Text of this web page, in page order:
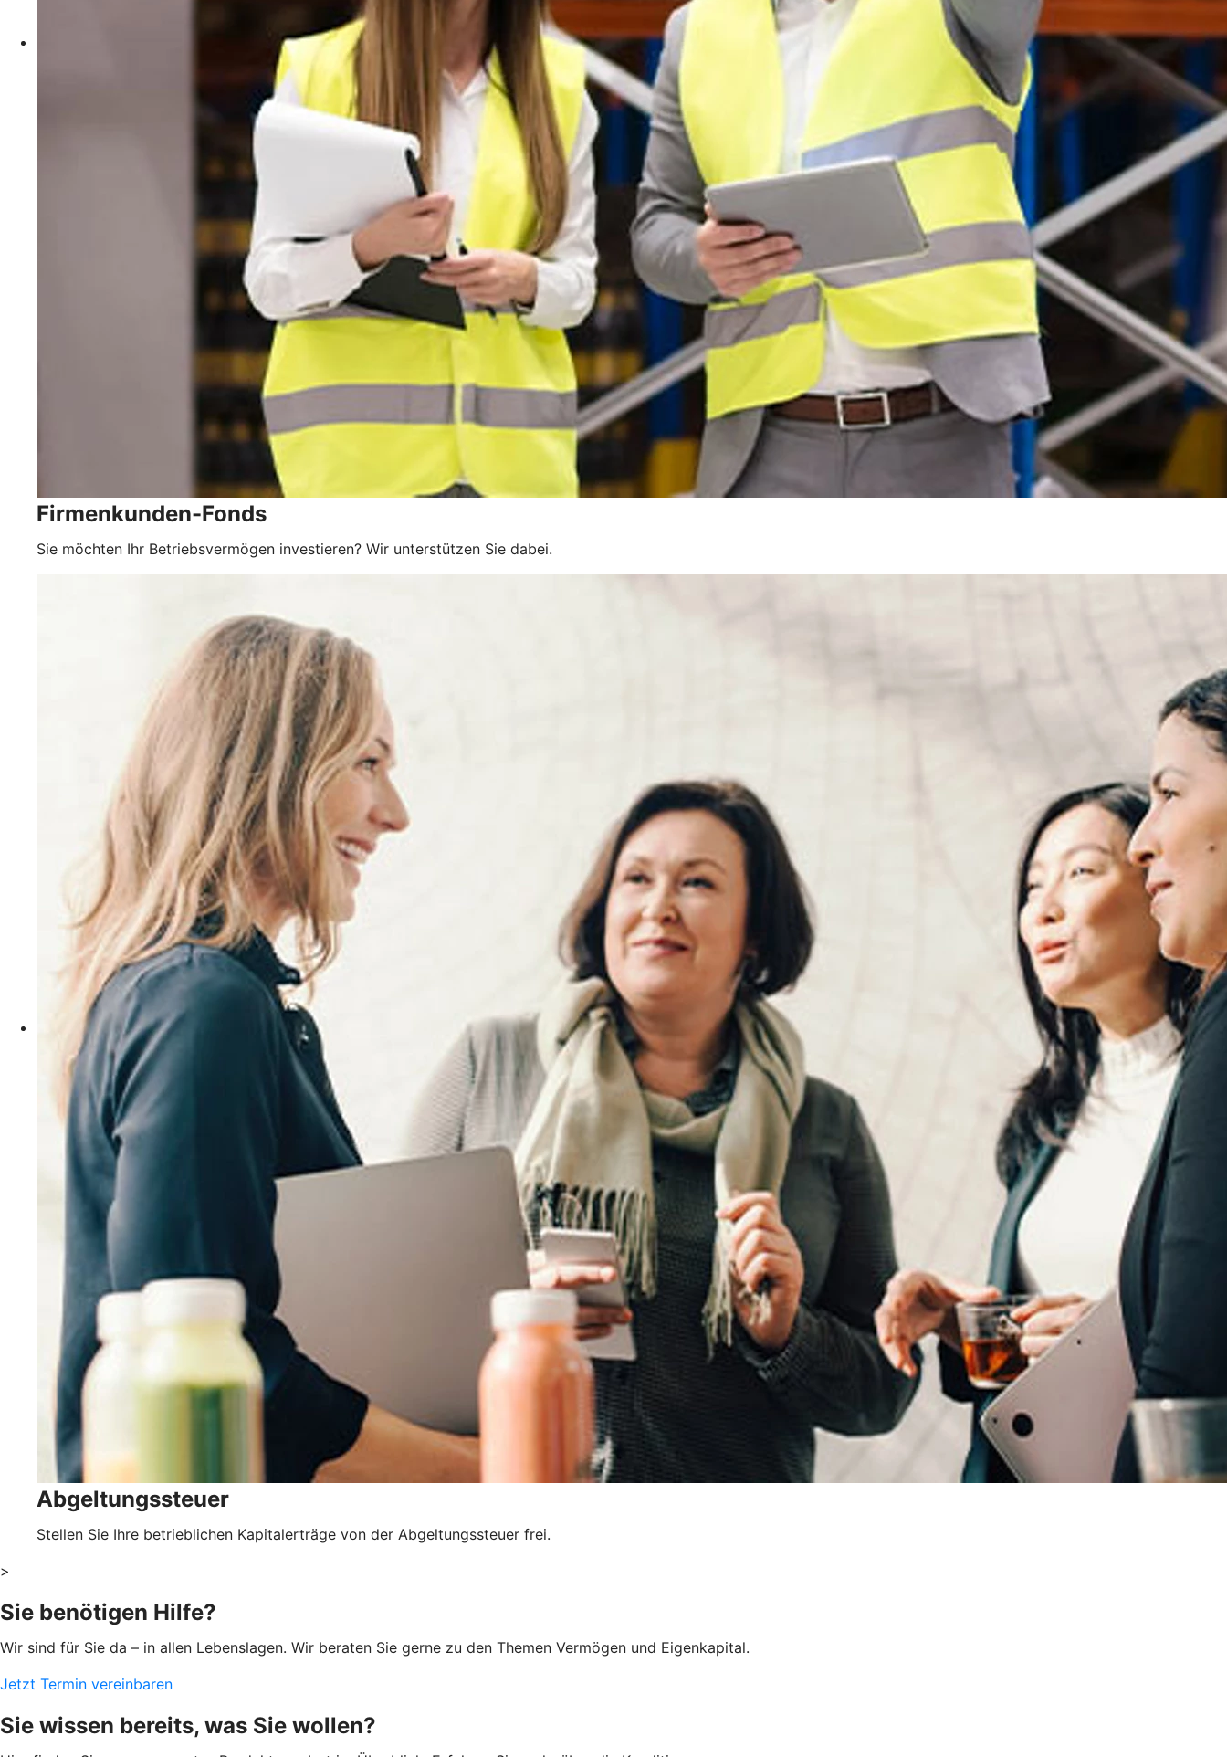
Firmenkunden-Fonds
Sie möchten Ihr Betriebsvermögen investieren? Wir unterstützen Sie dabei.
Abgeltungssteuer
Stellen Sie Ihre betrieblichen Kapitalerträge von der Abgeltungssteuer frei.
>
Sie benötigen Hilfe?
Wir sind für Sie da – in allen Lebenslagen. Wir beraten Sie gerne zu den Themen Vermögen und Eigenkapital.
Jetzt Termin vereinbaren
Sie wissen bereits, was Sie wollen?